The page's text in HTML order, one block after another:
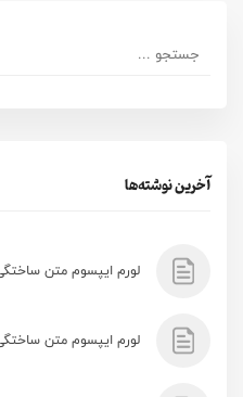
آخرین نوشته‌ها
لورم ایپسوم متن
لورم ایپسوم متن